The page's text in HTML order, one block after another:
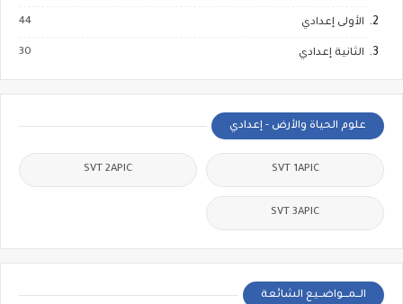
الأولى إعدادي 44
الثانية إعدادي 30
علوم الحياة والأرض - إعدادي
SVT 1APIC
SVT 2APIC
SVT 3APIC
الــمـــواضــيع الشائعة